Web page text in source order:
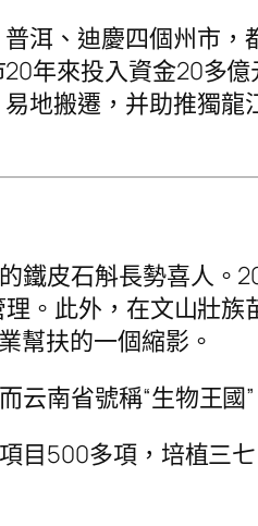
洱、迪慶四個州市
年來投入資金20多
地搬遷，并助推獨
鐵皮石斛長勢喜人。
。此外，在文山壯
幫扶的一個縮影。
南省號稱“生物王國
目500多項，培植三